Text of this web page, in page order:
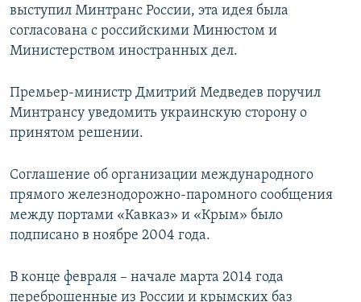
выступил Минтранс России, эта идея была
согласована с российскими Минюстом и
Министерством иностранных дел.
Премьер-министр Дмитрий Медведев поручил
Минтрансу уведомить украинскую сторону о
принятом решении.
Соглашение об организации международного
прямого железнодорожно-паромного сообщения
между портами «Кавказ» и «Крым» было
подписано в ноябре 2004 года.
В конце февраля – начале марта 2014 года
переброшенные из России и крымских баз